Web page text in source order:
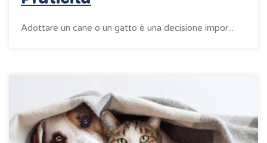
Adottare un cane o un gatto è una decisione impor...